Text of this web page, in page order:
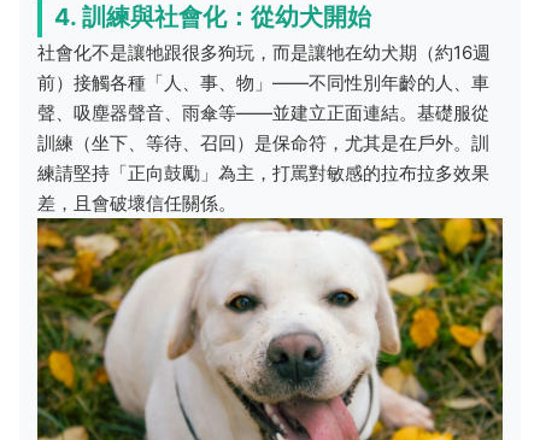
4. 訓練與社會化：從幼犬開始
社會化不是讓牠跟很多狗玩，而是讓牠在幼犬期（約16週
前）接觸各種「人、事、物」——不同性別年齡的人、車
聲、吸塵器聲音、雨傘等——並建立正面連結。基礎服從
訓練（坐下、等待、召回）是保命符，尤其是在戶外。訓
練請堅持「正向鼓勵」為主，打罵對敏感的拉布拉多效果
差，且會破壞信任關係。